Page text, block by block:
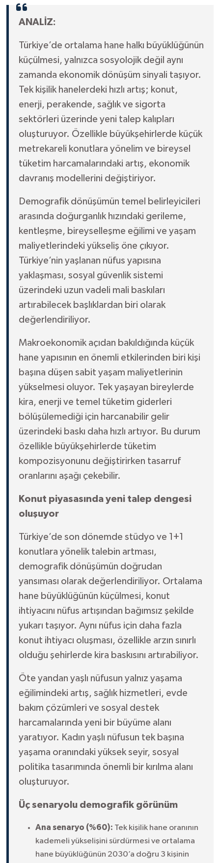
ANALİZ:
Türkiye’de ortalama hane halkı büyüklüğünün
küçülmesi, yalnızca sosyolojik değil aynı
zamanda ekonomik dönüşüm sinyali taşıyor.
Tek kişilik hanelerdeki hızlı artış; konut,
enerji, perakende, sağlık ve sigorta
sektörleri üzerinde yeni talep kalıpları
oluşturuyor. Özellikle büyükşehirlerde küçük
metrekareli konutlara yönelim ve bireysel
tüketim harcamalarındaki artış, ekonomik
davranış modellerini değiştiriyor.
Demografik dönüşümün temel belirleyicileri
arasında doğurganlık hızındaki gerileme,
kentleşme, bireyselleşme eğilimi ve yaşam
maliyetlerindeki yükseliş öne çıkıyor.
Türkiye’nin yaşlanan nüfus yapısına
yaklaşması, sosyal güvenlik sistemi
üzerindeki uzun vadeli mali baskıları
artırabilecek başlıklardan biri olarak
değerlendiriliyor.
Makroekonomik açıdan bakıldığında küçük
hane yapısının en önemli etkilerinden biri kişi
başına düşen sabit yaşam maliyetlerinin
yükselmesi oluyor. Tek yaşayan bireylerde
kira, enerji ve temel tüketim giderleri
bölüşülemediği için harcanabilir gelir
üzerindeki baskı daha hızlı artıyor. Bu durum
özellikle büyükşehirlerde tüketim
kompozisyonunu değiştirirken tasarruf
oranlarını aşağı çekebilir.
Konut piyasasında yeni talep dengesi
oluşuyor
Türkiye’de son dönemde stüdyo ve 1+1
konutlara yönelik talebin artması,
demografik dönüşümün doğrudan
yansıması olarak değerlendiriliyor. Ortalama
hane büyüklüğünün küçülmesi, konut
ihtiyacını nüfus artışından bağımsız şekilde
yukarı taşıyor. Aynı nüfus için daha fazla
konut ihtiyacı oluşması, özellikle arzın sınırlı
olduğu şehirlerde kira baskısını artırabiliyor.
Öte yandan yaşlı nüfusun yalnız yaşama
eğilimindeki artış, sağlık hizmetleri, evde
bakım çözümleri ve sosyal destek
harcamalarında yeni bir büyüme alanı
yaratıyor. Kadın yaşlı nüfusun tek başına
yaşama oranındaki yüksek seyir, sosyal
politika tasarımında önemli bir kırılma alanı
oluşturuyor.
Üç senaryolu demografik görünüm
Ana senaryo (%60): Tek kişilik hane oranının
kademeli yükselişini sürdürmesi ve ortalama
hane büyüklüğünün 2030’a doğru 3 kişinin